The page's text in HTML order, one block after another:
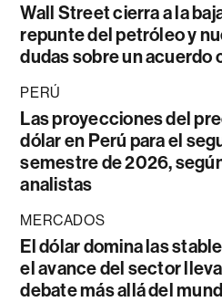
Wall Street cierra a la
repunte del petróleo y
dudas sobre un acuerdo
PERÚ
Las proyecciones del
dólar en Perú para el
semestre de 2026,
analistas
MERCADOS
El dólar domina las
el avance del sector
debate más allá del